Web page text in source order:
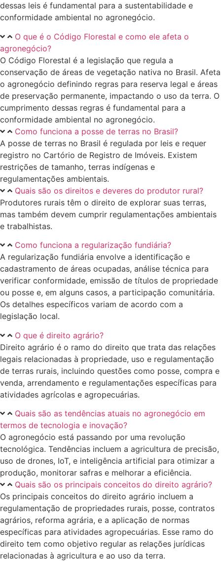
dessas leis é fundamental para a sustentabilidade e
conformidade ambiental no agronegócio.
O que é o Código Florestal e como ele afeta o
agronegócio?
O Código Florestal é a legislação que regula a
conservação de áreas de vegetação nativa no Brasil. Afeta
o agronegócio definindo regras para reserva legal e áreas
de preservação permanente, impactando o uso da terra. O
cumprimento dessas regras é fundamental para a
conformidade ambiental no agronegócio.
Como funciona a posse de terras no Brasil?
A posse de terras no Brasil é regulada por leis e requer
registro no Cartório de Registro de Imóveis. Existem
restrições de tamanho, terras indígenas e
regulamentações ambientais.
Quais são os direitos e deveres do produtor rural?
Produtores rurais têm o direito de explorar suas terras,
mas também devem cumprir regulamentações ambientais
e trabalhistas.
Como funciona a regularização fundiária?
A regularização fundiária envolve a identificação e
cadastramento de áreas ocupadas, análise técnica para
verificar conformidade, emissão de títulos de propriedade
ou posse e, em alguns casos, a participação comunitária.
Os detalhes específicos variam de acordo com a
legislação local.
O que é direito agrário?
Direito agrário é o ramo do direito que trata das relações
legais relacionadas à propriedade, uso e regulamentação
de terras rurais, incluindo questões como posse, compra e
venda, arrendamento e regulamentações específicas para
atividades agrícolas e agropecuárias.
Quais são as tendências atuais no agronegócio em
termos de tecnologia e inovação?
O agronegócio está passando por uma revolução
tecnológica. Tendências incluem a agricultura de precisão,
uso de drones, IoT, e inteligência artificial para otimizar a
produção, monitorar safras e melhorar a eficiência.
Quais são os principais conceitos do direito agrário?
Os principais conceitos do direito agrário incluem a
regulamentação de propriedades rurais, posse, contratos
agrários, reforma agrária, e a aplicação de normas
específicas para atividades agropecuárias. Esse ramo do
direito tem como objetivo regular as relações jurídicas
relacionadas à agricultura e ao uso da terra.